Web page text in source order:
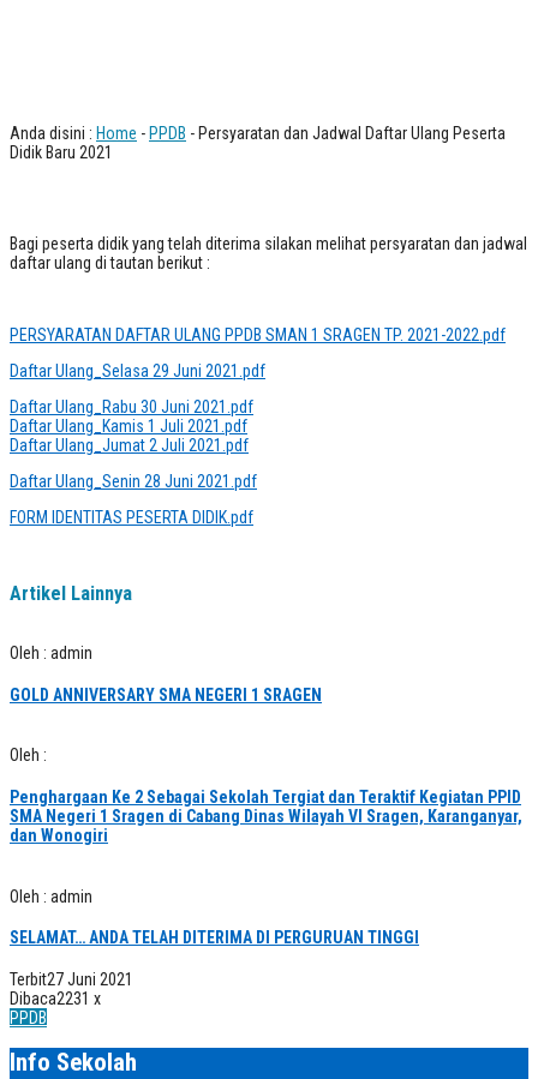
Anda disini : Home -PPDB - Persyaratan dan Jadwal Daftar Ulang Peserta
Didik Baru 2021
Bagi peserta didik yang telah diterima silakan melihat persyaratan dan jadwal
daftar ulang di tautan berikut :
PERSYARATAN DAFTAR ULANG PPDB SMAN 1 SRAGEN TP. 2021-2022.pdf
Daftar Ulang_Selasa 29 Juni 2021.pdf
Daftar Ulang_Rabu 30 Juni 2021.pdf
Daftar Ulang_Kamis 1 Juli 2021.pdf
Daftar Ulang_Jumat 2 Juli 2021.pdf
Daftar Ulang_Senin 28 Juni 2021.pdf
FORM IDENTITAS PESERTA DIDIK.pdf
Artikel Lainnya
Oleh : admin
GOLD ANNIVERSARY SMA NEGERI 1 SRAGEN
Oleh :
Penghargaan Ke 2 Sebagai Sekolah Tergiat dan Teraktif Kegiatan PPID
SMA Negeri 1 Sragen di Cabang Dinas Wilayah VI Sragen, Karanganyar,
dan Wonogiri
Oleh : admin
SELAMAT… ANDA TELAH DITERIMA DI PERGURUAN TINGGI
Terbit27 Juni 2021
Dibaca2231 x
PPDB
Info Sekolah